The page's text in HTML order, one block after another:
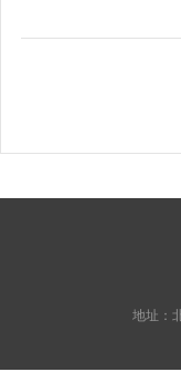
地址：